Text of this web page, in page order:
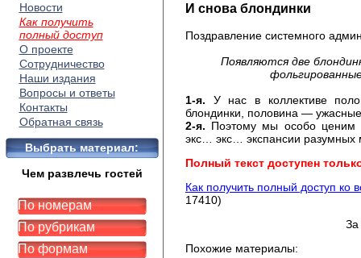
Новости
Как получить
полный доступ
О проекте
Сотрудничество
Наши издания
Вопросы и ответы
Контакты
Обратная связь
Выбрать материал:
Чем развлечь гостей
По номерам
По рубрикам
По формам
И снова блондинки
Поздравление системного
Появляются две
1-я. У нас в коллективе
блондинки, половина —
2-я. Поэтому мы особо ценим
экс… экс… экспансии
Полный текст доступен
Как получить полный доступ ко
17410)
За
Похожие материалы: